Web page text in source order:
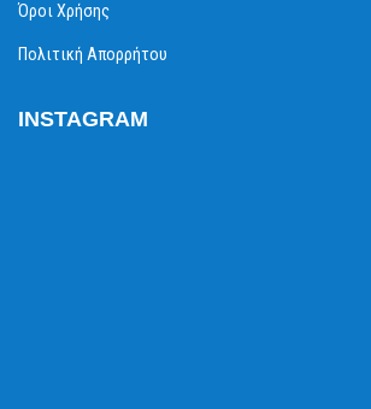
Όροι Χρήσης
Πολιτική Απορρήτου
INSTAGRAM